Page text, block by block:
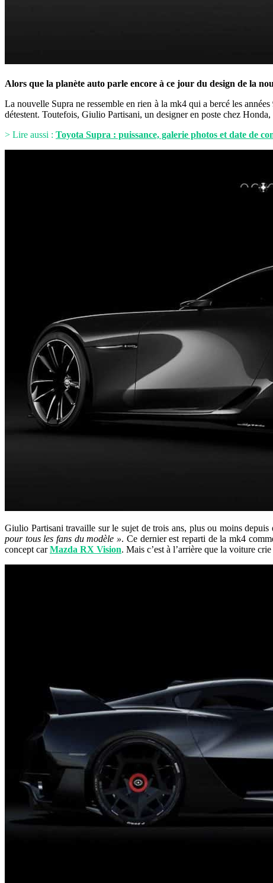
Alors que la planète auto parle encore à ce jour du design de la
La nouvelle Supra ne ressemble en rien à la mk4 qui a bercé les
détestent. Toutefois, Giulio Partisani, un designer en poste chez
> Lire aussi : Toyota Supra : puissance, galerie photos et date de
Giulio Partisani travaille sur le sujet de trois ans, plus ou moins
pour tous les fans du modèle ». Ce dernier est reparti de la mk4
concept carMazda RX Vision. Mais c’est à l’arrière que la voiture